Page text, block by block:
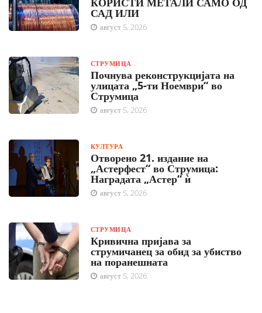
САД ИЛИ
август 5, 2026
СТРУМИЦА
Почнува реконструкцијата на
улицата „5-ти Ноември“ во
Струмица
август 5, 2026
КУЛТУРА
Отворено 21. издание на
„Астерфест“ во Струмица:
Наградата „Астер“ ѝ
август 5, 2026
СТРУМИЦА
Кривична пријава за
струмичанец за обид за убиство
на поранешната
август 5, 2026